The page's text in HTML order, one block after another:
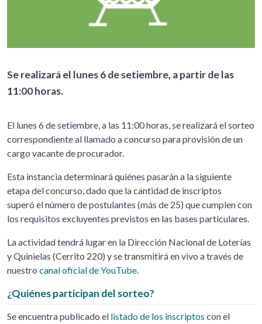
Se realizará el lunes 6 de setiembre, a partir de las
11:00 horas.
El lunes 6 de setiembre, a las 11:00 horas, se realizará el sorteo
correspondiente al llamado a concurso para provisión de un
cargo vacante de procurador.
Esta instancia determinará quiénes pasarán a la siguiente
etapa del concurso, dado que la cantidad de inscriptos
superó el número de postulantes (más de 25) que cumplen con
los requisitos excluyentes previstos en las bases particulares.
La actividad tendrá lugar en la Dirección Nacional de Loterías
y Quinielas (Cerrito 220) y se transmitirá en vivo a través de
nuestro canal oficial de YouTube.
¿Quiénes participan del sorteo?
Se encuentra publicado el listado de los inscriptos con el